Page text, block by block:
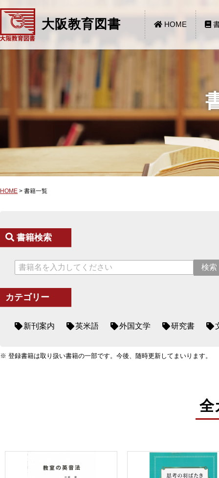
大阪教育図書 HOME
HOME > 書籍一覧
書籍検索
カテゴリー
新刊案内 英米語 外国文学 研究書
※ 登録書籍は取り扱い書籍の一部です。今後、随時更新してまいります。
全